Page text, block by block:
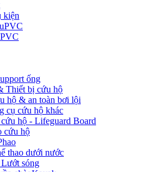
kiện
ống
Thiết bị cứu hộ
hộ & an toàn bơi lội
cụ cứu hộ khác
hộ - Lifeguard Board
cứu hộ
thao dưới nước
sóng